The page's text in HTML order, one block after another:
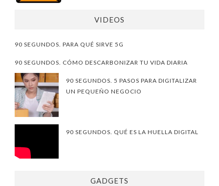
VIDEOS
90 SEGUNDOS. PARA QUÉ SIRVE 5G
90 SEGUNDOS. CÓMO DESCARBONIZAR TU VIDA DIARIA
90 SEGUNDOS. 5 PASOS PARA DIGITALIZAR
UN PEQUEÑO NEGOCIO
90 SEGUNDOS. QUÉ ES LA HUELLA DIGITAL
GADGETS